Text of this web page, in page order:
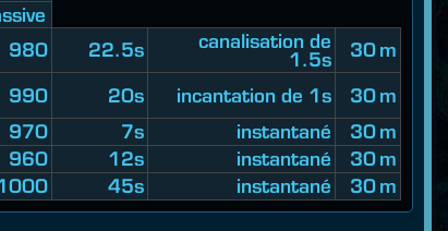
980 22.5s
canalisation de
1.5s
30 m
990 20s incantation de 1s
30 m
970 7s instantané
30 m
960 12s instantané
30 m
45s instantané 30 m